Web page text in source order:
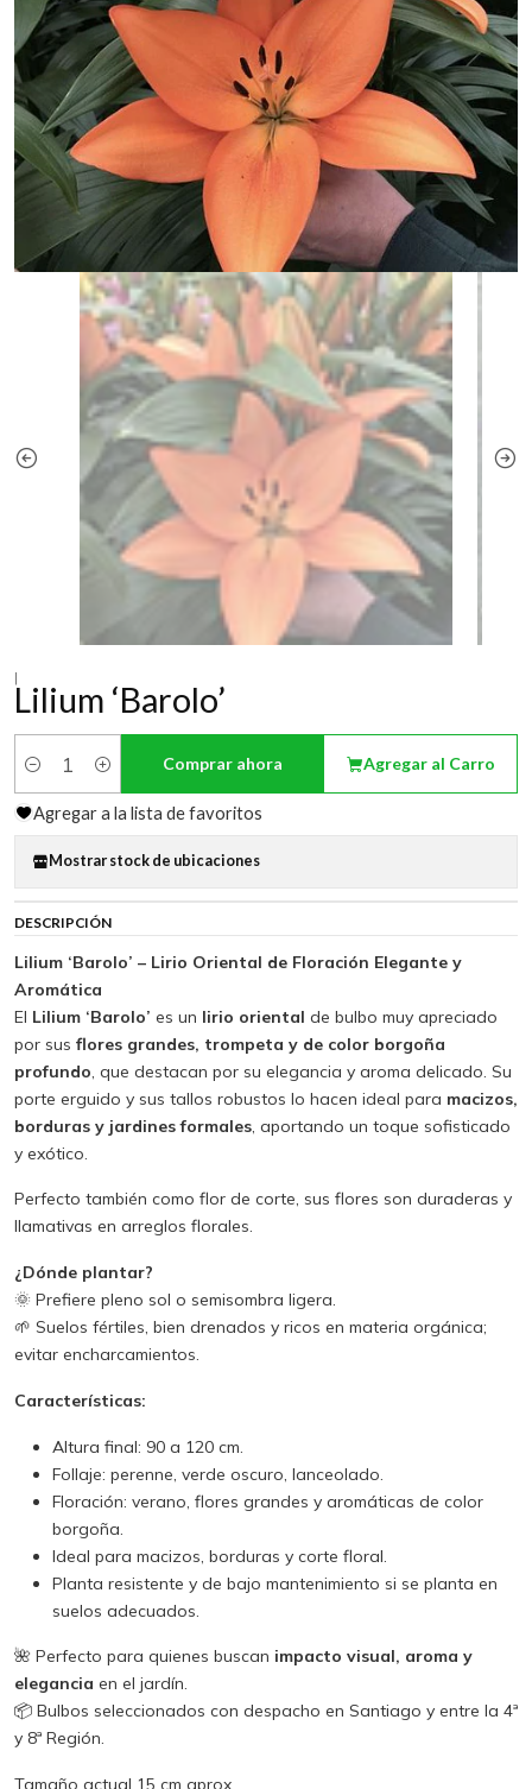
|
Lilium ‘Barolo’
Cantidad
Agregar al Carro
Comprar ahora
Agregar a la lista de favoritos
Mostrar stock de ubicaciones
DESCRIPCIÓN
Lilium ‘Barolo’ – Lirio Oriental de Floración Elegante y
Aromática
El Lilium ‘Barolo’ es un lirio oriental de bulbo muy apreciado
por sus flores grandes, trompeta y de color borgoña
profundo , que destacan por su elegancia y aroma delicado. Su
porte erguido y sus tallos robustos lo hacen ideal para macizos,
borduras y jardines formales, aportando un toque sofisticado
y exótico.
Perfecto también como flor de corte, sus flores son duraderas y
llamativas en arreglos florales.
¿Dónde plantar?
🌞 Prefiere pleno sol o semisombra ligera.
🌱 Suelos fértiles, bien drenados y ricos en materia orgánica;
evitar encharcamientos.
Características:
Altura final: 90 a 120 cm.
Follaje: perenne, verde oscuro, lanceolado.
Floración: verano, flores grandes y aromáticas de color
borgoña.
Ideal para macizos, borduras y corte floral.
Planta resistente y de bajo mantenimiento si se planta en
suelos adecuados.
🌺 Perfecto para quienes buscan impacto visual, aroma y
elegancia en el jardín.
📦 Bulbos seleccionados con despacho en Santiago y entre la 4ª
y 8ª Región.
Tamaño actual 15 cm aprox.